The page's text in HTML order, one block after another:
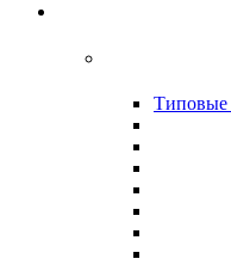
Типовые